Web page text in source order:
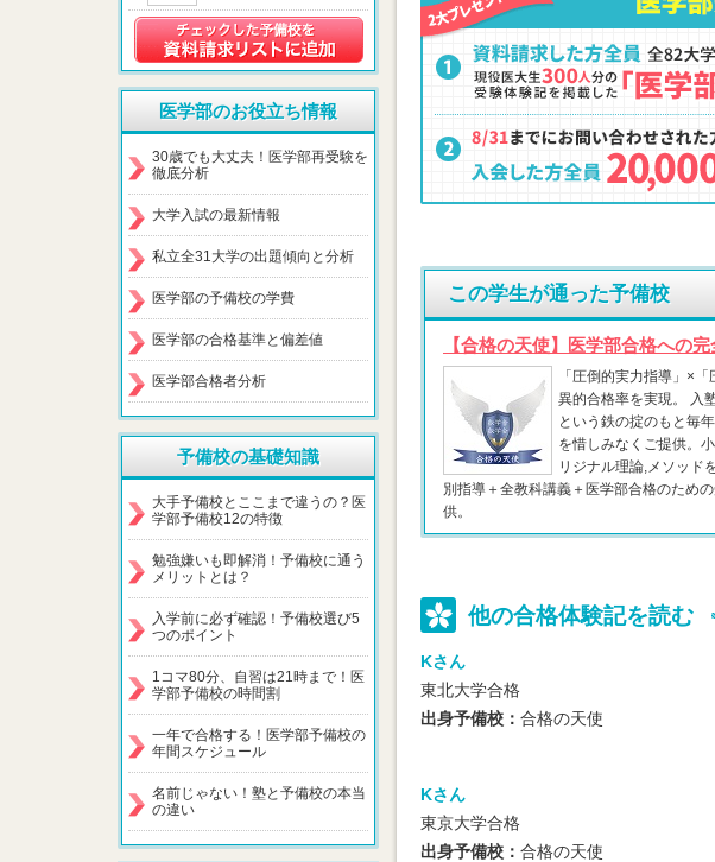
この学生が通った予備校
【合格の天使】医学部合格への
「圧倒的実力指導」×
異的合格率を実現。 入
という鉄の掟のもと毎
を惜しみなくご提供。
リジナル理論,メソッド
別指導＋全教科講義＋医学部合格のため
供。
他の合格体験記を読む
Kさん
東北大学合格
出身予備校： 合格の天使
Kさん
東京大学合格
出身予備校： 合格の天使
医学部のお役立ち情報
30歳でも大丈夫！医学部再受験を
徹底分析
大学入試の最新情報
私立全31大学の出題傾向と分析
医学部の予備校の学費
医学部の合格基準と偏差値
医学部合格者分析
予備校の基礎知識
大手予備校とここまで違うの？医
学部予備校12の特徴
勉強嫌いも即解消！予備校に通う
メリットとは？
入学前に必ず確認！予備校選び5
つのポイント
1コマ80分、自習は21時まで！医
学部予備校の時間割
一年で合格する！医学部予備校の
年間スケジュール
名前じゃない！塾と予備校の本当
の違い